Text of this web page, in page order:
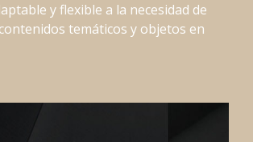
y flexible a la necesidad de
temáticos y objetos en